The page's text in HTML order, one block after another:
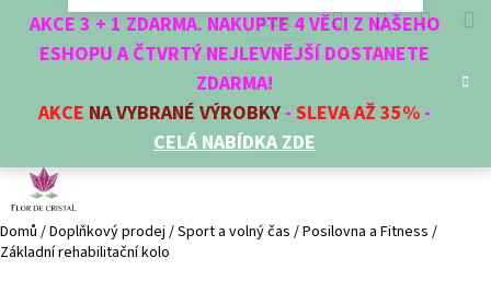
AKCE 3 + 1 ZDARMA. NAKUPTE 4 VĚCI Z NAŠEHO
ESHOPU A ČTVRTÝ NEJLEVNĚJŠÍ DOSTANETE
ZDARMA!
AKCE NA VYBRANÉ VÝROBKY - SLEVA AŽ 35% -
CELÁ NABÍDKA ZDE
CZK HledatPřihlášení
Domů /Doplňkový prodej /Sport a volný čas /Posilovna a Fitness /
Základní rehabilitační kolo
Zpět
Zpět
p
o
t
ř